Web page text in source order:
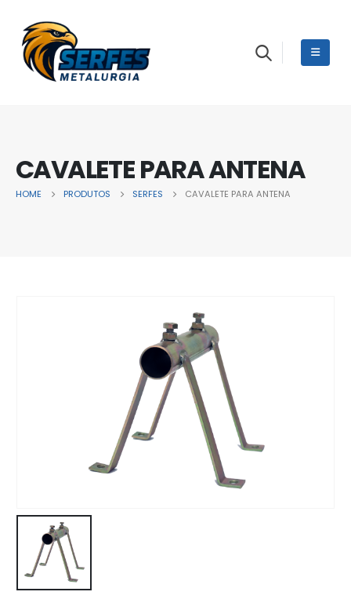
CAVALETE PARA ANTENA
HOME PRODUTOS SERFES CAVALETE PARA ANTENA